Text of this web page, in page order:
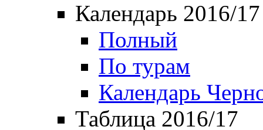
Календарь 2016/17
Полный
По турам
Календарь
Таблица 2016/17